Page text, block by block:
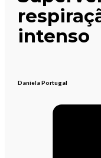
intenso
Daniela Portugal